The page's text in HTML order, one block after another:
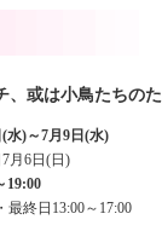
、或は小鳥たちの
水)～7月9日(水)
月6日(日)
19:00
終日13:00～17:00